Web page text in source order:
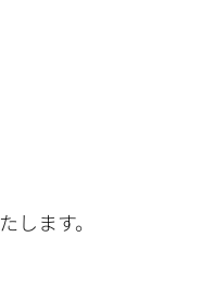
ます。